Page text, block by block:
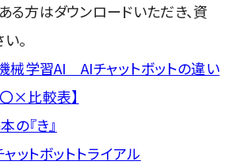
る方はダウンロードいただき、資
。
械学習AI AIチャットボットの違い
×比較表】
の『き』
ットボットトライアル